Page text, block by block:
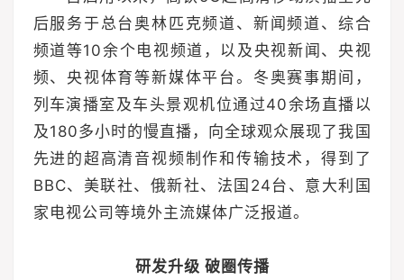
后服务于总台奥林匹克频道、新闻频道、综合
频道等10余个电视频道，以及央视新闻、央视
频、央视体育等新媒体平台。冬奥赛事期间，
列车演播室及车头景观机位通过40余场直播以
及180多小时的慢直播，向全球观众展现了我国
先进的超高清音视频制作和传输技术，得到了
BBC、美联社、俄新社、法国24台、意大利国
家电视公司等境外主流媒体广泛报道。
研发升级 破圈传播